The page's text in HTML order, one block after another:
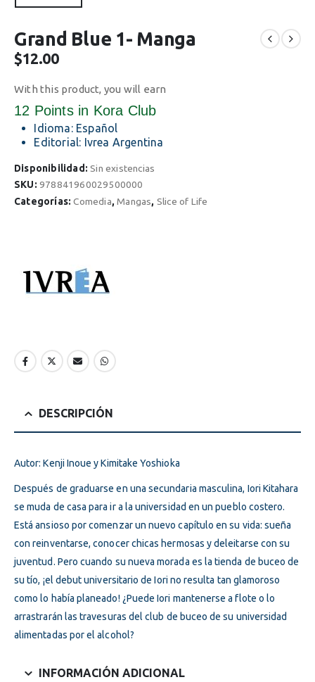
Grand Blue 1- Manga
$12.00
With this product, you will earn
12 Pointsin Kora Club
Idioma: Español
Editorial: Ivrea Argentina
Disponibilidad:Sin existencias
SKU: 978841960029500000
Categorías:Comedia,Mangas, Slice of Life
DESCRIPCIÓN
Autor: Kenji Inoue y Kimitake Yoshioka
Después de graduarse en una secundaria masculina, Iori Kitahara
se muda de casa para ir a la universidad en un pueblo costero.
Está ansioso por comenzar un nuevo capítulo en su vida: sueña
con reinventarse, conocer chicas hermosas y deleitarse con su
juventud. Pero cuando su nueva morada es la tienda de buceo de
su tío, ¡el debut universitario de Iori no resulta tan glamoroso
como lo había planeado! ¿Puede Iori mantenerse a flote o lo
arrastrarán las travesuras del club de buceo de su universidad
alimentadas por el alcohol?
INFORMACIÓN ADICIONAL